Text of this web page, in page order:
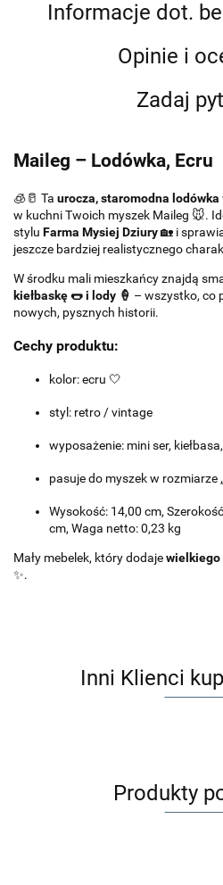
Informacje dot.
Opinie i
Zadaj
Maileg – Lodówka, Ecru
🧊🥛 Ta urocza, staromodna lodówka
w kuchni Twoich myszek Maileg 🐭.
stylu Farma Mysiej Dziury🏡 i
jeszcze bardziej realistycznego
W środku mali mieszkańcy znajdą
kiełbaskę 🌭 i lody 🍦 – wszystko, co
nowych, pysznych historii.
Cechy produktu:
kolor: ecru 🤍
styl: retro / vintage
wyposażenie: mini ser,
pasuje do myszek w rozmiarze
Wysokość: 14,00 cm,
cm, Waga netto: 0,23 kg
Mały mebelek, który dodajewielkiego
✨.
Inni Klienci
Produkty